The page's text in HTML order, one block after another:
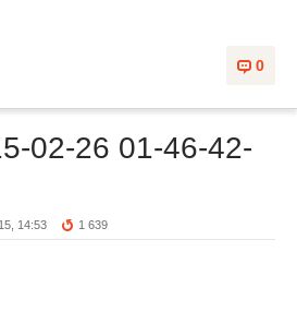
0
02-26 01-46-42-
14:53 1 639